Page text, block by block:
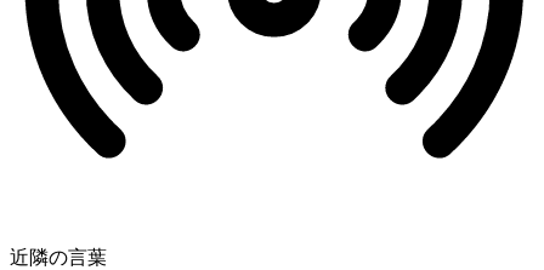
近隣の言葉